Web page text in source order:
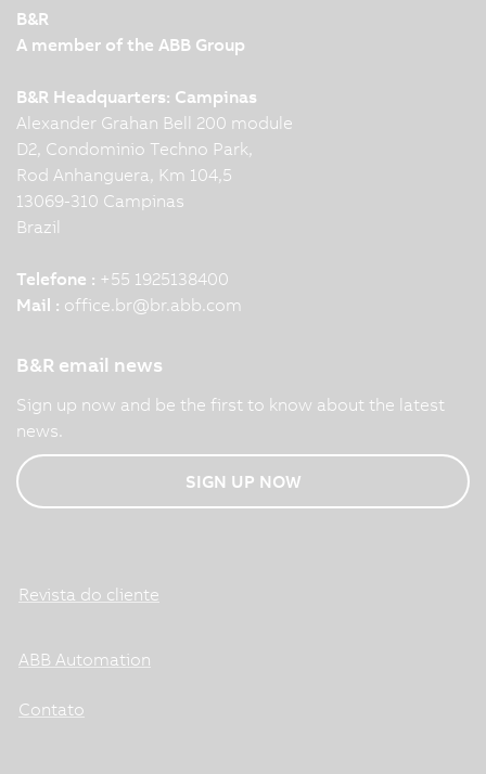
B&R
A member of the ABB Group
B&R Headquarters: Campinas
Alexander Grahan Bell 200 module
D2, Condominio Techno Park,
Rod Anhanguera, Km 104,5
13069-310 Campinas
Brazil
Telefone : +55 1925138400
Mail : office.br@br.abb.com
B&R email news
Sign up now and be the first to know about the latest
news.
SIGN UP NOW
Revista do cliente
ABB Automation
Contato